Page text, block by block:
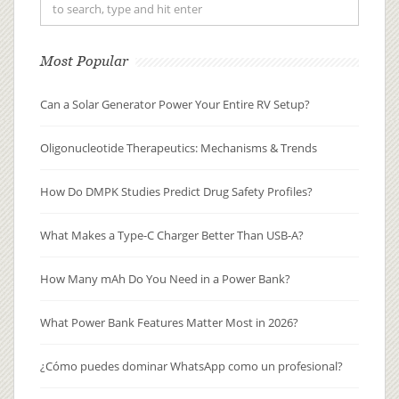
Most Popular
Can a Solar Generator Power Your Entire RV Setup?
Oligonucleotide Therapeutics: Mechanisms & Trends
How Do DMPK Studies Predict Drug Safety Profiles?
What Makes a Type-C Charger Better Than USB-A?
How Many mAh Do You Need in a Power Bank?
What Power Bank Features Matter Most in 2026?
¿Cómo puedes dominar WhatsApp como un profesional?